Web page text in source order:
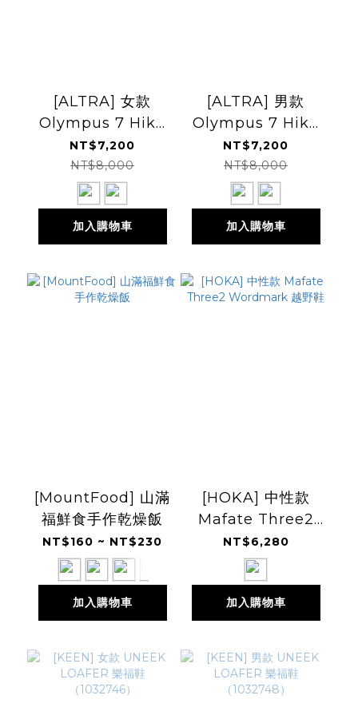
[ALTRA] 女款
Olympus 7 Hike
Mid GTX 中筒防水
戶外鞋
NT$7,200
NT$8,000
加入購物車
[ALTRA] 男款
Olympus 7 Hike
Mid GTX 中筒防水
戶外鞋
NT$7,200
NT$8,000
加入購物車
[MountFood] 山滿
福鮮食手作乾燥飯
NT$160 ~ NT$230
加入購物車
[HOKA] 中性款
Mafate Three2
Wordmark 越野鞋
NT$6,280
加入購物車